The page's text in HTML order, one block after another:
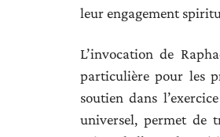
leur engagement
L’invocation de
particulière pour les
soutien dans
universel, permet de